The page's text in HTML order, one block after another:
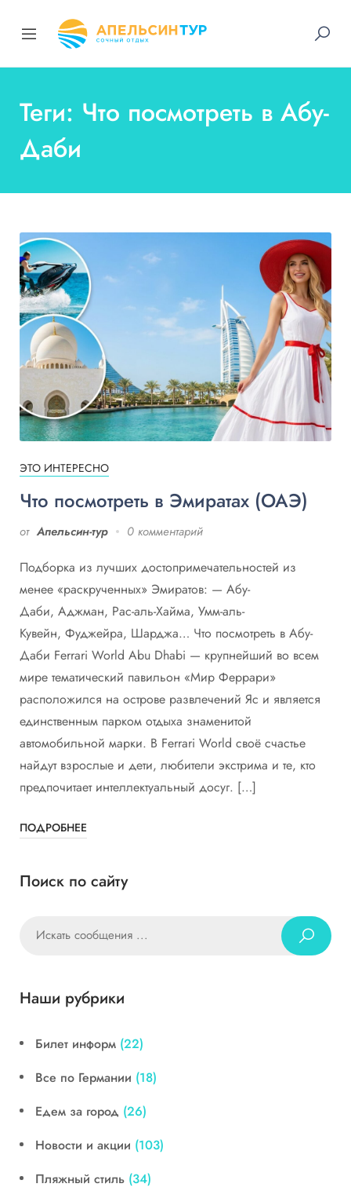
Теги: Что посмотреть в Абу-
Даби
ЭТО ИНТЕРЕСНО
Что посмотреть в Эмиратах (ОАЭ)
от Апельсин-тур 0 комментарий
Подборка из лучших достопримечательностей из
менее «раскрученных» Эмиратов: — Абу-
Даби, Аджман, Рас-аль-Хайма, Умм-аль-
Кувейн, Фуджейра, Шарджа… Что посмотреть в Абу-
Даби Ferrari World Abu Dhabi — крупнейший во всем
мире тематический павильон «Мир Феррари»
расположился на острове развлечений Яс и является
единственным парком отдыха знаменитой
автомобильной марки. В Ferrari World своё счастье
найдут взрослые и дети, любители экстрима и те, кто
предпочитает интеллектуальный досуг. […]
ПОДРОБНЕЕ
Поиск по сайту
Наши рубрики
Билет информ (22)
Все по Германии (18)
Едем за город (26)
Новости и акции (103)
Пляжный стиль (34)